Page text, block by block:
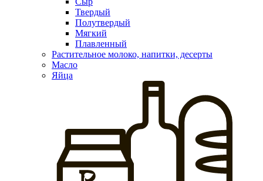
Твердый
Полутвердый
Мягкий
Плавленный
Растительное молоко, напитки, десерты
Масло
Яйца